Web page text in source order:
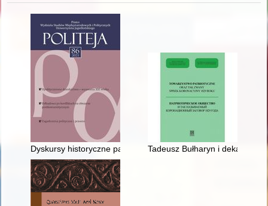
Dyskursy historyczne państw bałtyckich jako instrument
Tadeusz Bułharyn i dekabryści